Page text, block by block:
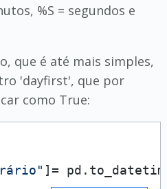
%S = segundos e
que é até mais simples,
'dayfirst', que por
como True:
]=